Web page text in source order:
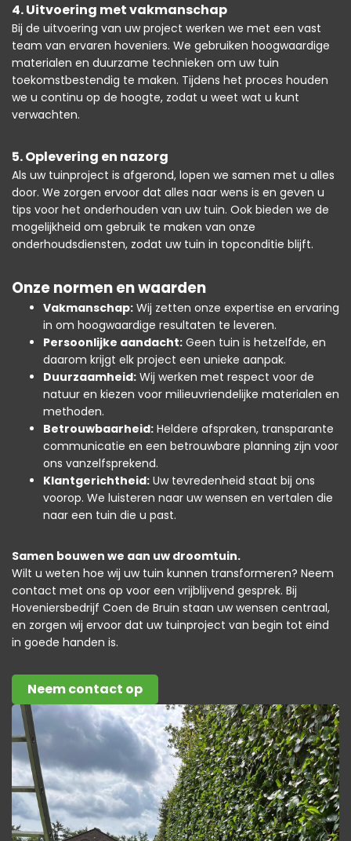
4. Uitvoering met vakmanschap
Bij de uitvoering van uw project werken we met een vast
team van ervaren hoveniers. We gebruiken hoogwaardige
materialen en duurzame technieken om uw tuin
toekomstbestendig te maken. Tijdens het proces houden
we u continu op de hoogte, zodat u weet wat u kunt
verwachten.
5. Oplevering en nazorg
Als uw tuinproject is afgerond, lopen we samen met u alles
door. We zorgen ervoor dat alles naar wens is en geven u
tips voor het onderhouden van uw tuin. Ook bieden we de
mogelijkheid om gebruik te maken van onze
onderhoudsdiensten, zodat uw tuin in topconditie blijft.
Onze normen en waarden
Vakmanschap: Wij zetten onze expertise en ervaring
in om hoogwaardige resultaten te leveren.
Persoonlijke aandacht: Geen tuin is hetzelfde, en
daarom krijgt elk project een unieke aanpak.
Duurzaamheid: Wij werken met respect voor de
natuur en kiezen voor milieuvriendelijke materialen en
methoden.
Betrouwbaarheid: Heldere afspraken, transparante
communicatie en een betrouwbare planning zijn voor
ons vanzelfsprekend.
Klantgerichtheid: Uw tevredenheid staat bij ons
voorop. We luisteren naar uw wensen en vertalen die
naar een tuin die u past.
Samen bouwen we aan uw droomtuin.
Wilt u weten hoe wij uw tuin kunnen transformeren? Neem
contact met ons op voor een vrijblijvend gesprek. Bij
Hoveniersbedrijf Coen de Bruin staan uw wensen centraal,
en zorgen wij ervoor dat uw tuinproject van begin tot eind
in goede handen is.
Neem contact op